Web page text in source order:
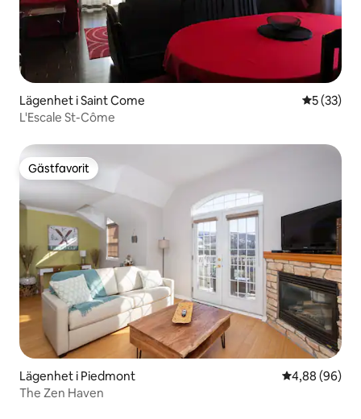
Lägenhet i Saint Come 5 av 5 i
5 (33)
L'Escale St-Côme
Gästfavorit
Gästfavorit
Lägenhet i Piedmont 4,88 av 5 i
4,88 (96)
The Zen Haven